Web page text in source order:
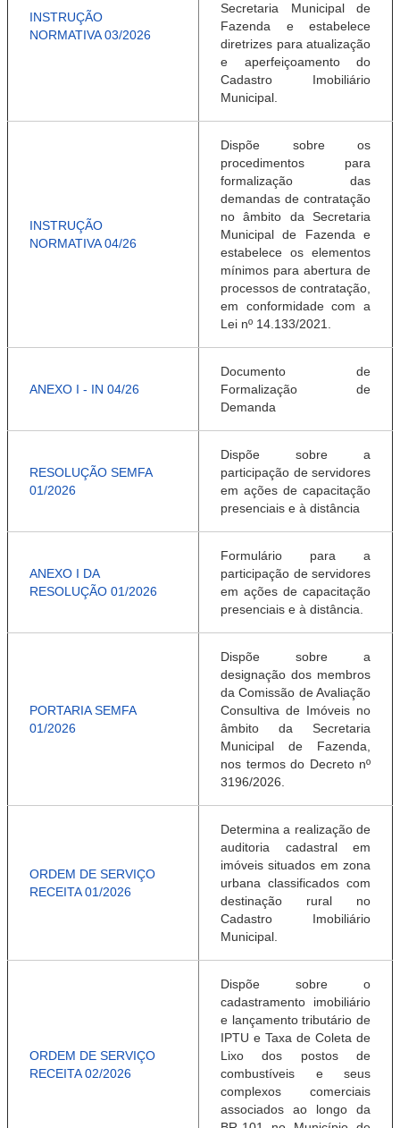
INSTRUÇÃO
NORMATIVA 03/2026
Secretaria Municipal de
Fazenda e estabelece
diretrizes para atualização
e aperfeiçoamento do
Cadastro Imobiliário
Municipal.
INSTRUÇÃO
NORMATIVA 04/26
Dispõe sobre os
procedimentos para
formalização das
demandas de contratação
no âmbito da Secretaria
Municipal de Fazenda e
estabelece os elementos
mínimos para abertura de
processos de contratação,
em conformidade com a
Lei nº 14.133/2021.
ANEXO I - IN 04/26
Documento de
Formalização de
Demanda
RESOLUÇÃO SEMFA
01/2026
Dispõe sobre a
participação de servidores
em ações de capacitação
presenciais e à distância
ANEXO I DA
RESOLUÇÃO 01/2026
Formulário para a
participação de servidores
em ações de capacitação
presenciais e à distância.
PORTARIA SEMFA
01/2026
Dispõe sobre a
designação dos membros
da Comissão de Avaliação
Consultiva de Imóveis no
âmbito da Secretaria
Municipal de Fazenda,
nos termos do Decreto nº
3196/2026.
ORDEM DE SERVIÇO
RECEITA 01/2026
Determina a realização de
auditoria cadastral em
imóveis situados em zona
urbana classificados com
destinação rural no
Cadastro Imobiliário
Municipal.
ORDEM DE SERVIÇO
RECEITA 02/2026
Dispõe sobre o
cadastramento imobiliário
e lançamento tributário de
IPTU e Taxa de Coleta de
Lixo dos postos de
combustíveis e seus
complexos comerciais
associados ao longo da